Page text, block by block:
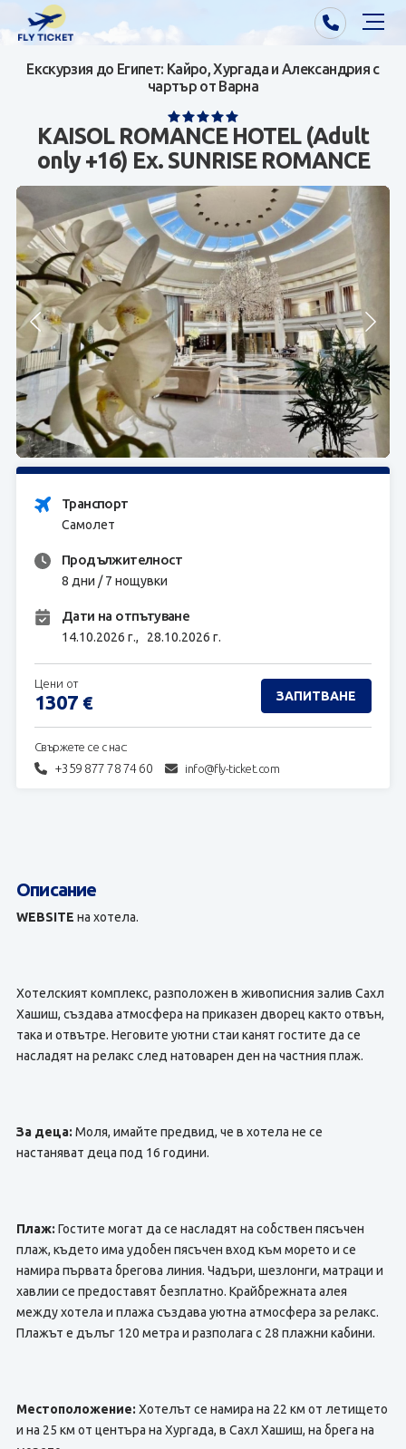
Почивки от Варна
Почивки от София/Пловдив/Бургас
Самолетни билети
Визи
Контакти
За нас
ЗАПИТВАНЕ
Екскурзия до Египет: Кайро, Хургада и Александрия с
чартър от Варна
KAISOL ROMANCE HOTEL (Adult
only +16) Ex. SUNRISE ROMANCE
Транспорт
Самолет
Продължителност
8 дни / 7 нощувки
Дати на отпътуване
14.10.2026 г., 28.10.2026 г.
Свържете се с нас:
+359 877 78 74 60 info@fly-ticket.com
Цени от
1307 € ЗАПИТВАНЕ
Описание
WEBSITE на хотела.
Хотелският комплекс, разположен в живописния залив Сахл
Хашиш, създава атмосфера на приказен дворец както отвън,
така и отвътре. Неговите уютни стаи канят гостите да се
насладят на релакс след натоварен ден на частния плаж.
За деца: Моля, имайте предвид, че в хотела не се
настаняват деца под 16 години.
Плаж: Гостите могат да се насладят на собствен пясъчен
плаж, където има удобен пясъчен вход към морето и се
намира първата брегова линия. Чадъри, шезлонги, матраци и
хавлии се предоставят безплатно. Крайбрежната алея
между хотела и плажа създава уютна атмосфера за релакс.
Плажът е дълъг 120 метра и разполага с 28 плажни кабини.
Местоположение: Хотелът се намира на 22 км от летището
и на 25 км от центъра на Хургада, в Сахл Хашиш, на брега на